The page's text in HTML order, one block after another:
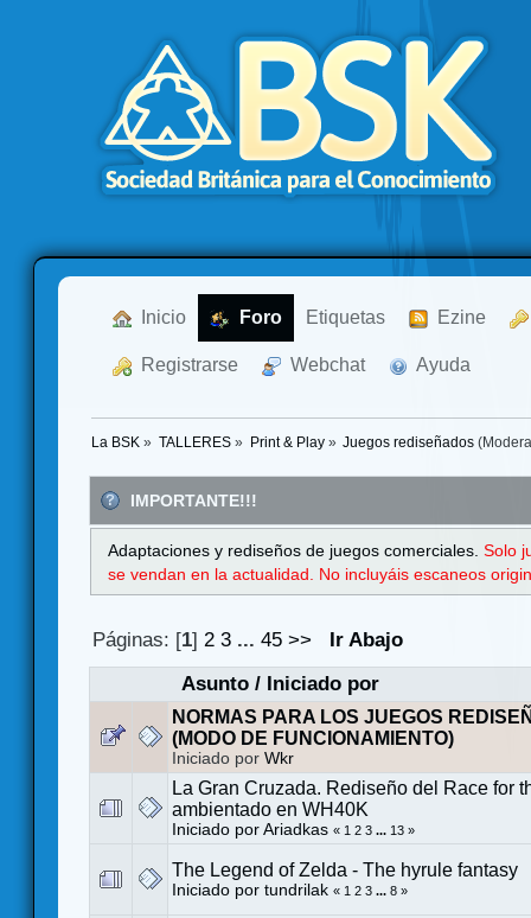
Inicio Foro Etiquetas Ezine
Registrarse Webchat Ayuda
La BSK » TALLERES» Print & Play» Juegos rediseñados
IMPORTANTE!!!
Adaptaciones y rediseños de juegos comerciales.Solo
se vendan en la actualidad. No incluyáis escaneos
Páginas: [1] 2 3 ...45 >>
Ir Abajo
Asunto/ Iniciado por
NORMAS PARA LOS JUEGOS
(MODO DE FUNCIONAMIENTO)
Iniciado por Wkr
La Gran Cruzada. Rediseño del Race for
ambientado en WH40K
Iniciado por Ariadkas « 1 2 3 ... 13 »
The Legend of Zelda - The hyrule fantasy
Iniciado por tundrilak « 1 2 3 ... 8 »